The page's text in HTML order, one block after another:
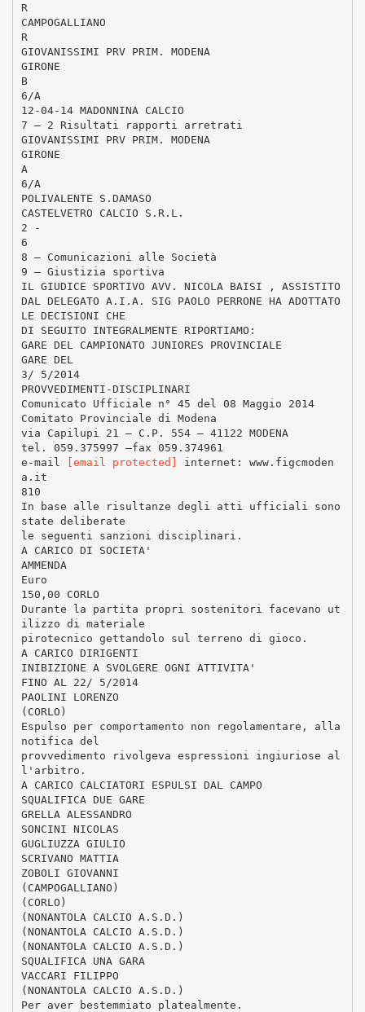
R
CAMPOGALLIANO
R
GIOVANISSIMI PRV PRIM. MODENA
GIRONE
B
6/A
12-04-14 MADONNINA CALCIO
7 – 2 Risultati rapporti arretrati
GIOVANISSIMI PRV PRIM. MODENA
GIRONE
A
6/A
POLIVALENTE S.DAMASO
CASTELVETRO CALCIO S.R.L.
2 -
6
8 – Comunicazioni alle Società
9 – Giustizia sportiva
IL GIUDICE SPORTIVO AVV. NICOLA BAISI , ASSISTITO
DAL DELEGATO A.I.A. SIG PAOLO PERRONE HA ADOTTATO
LE DECISIONI CHE
DI SEGUITO INTEGRALMENTE RIPORTIAMO:
GARE DEL CAMPIONATO JUNIORES PROVINCIALE
GARE DEL
3/ 5/2014
PROVVEDIMENTI-DISCIPLINARI
Comunicato Ufficiale n° 45 del 08 Maggio 2014
Comitato Provinciale di Modena
via Capilupi 21 – C.P. 554 – 41122 MODENA
tel. 059.375997 –fax 059.374961
e-mail
[email protected]
internet: www.figcmoden
a.it
810
In base alle risultanze degli atti ufficiali sono
state deliberate
le seguenti sanzioni disciplinari.
A CARICO DI SOCIETA'
AMMENDA
Euro
150,00 CORLO
Durante la partita propri sostenitori facevano ut
ilizzo di materiale
pirotecnico gettandolo sul terreno di gioco.
A CARICO DIRIGENTI
INIBIZIONE A SVOLGERE OGNI ATTIVITA'
FINO AL 22/ 5/2014
PAOLINI LORENZO
(CORLO)
Espulso per comportamento non regolamentare, alla
notifica del
provvedimento rivolgeva espressioni ingiuriose al
l'arbitro.
A CARICO CALCIATORI ESPULSI DAL CAMPO
SQUALIFICA DUE GARE
GRELLA ALESSANDRO
SONCINI NICOLAS
GUGLIUZZA GIULIO
SCRIVANO MATTIA
ZOBOLI GIOVANNI
(CAMPOGALLIANO)
(CORLO)
(NONANTOLA CALCIO A.S.D.)
(NONANTOLA CALCIO A.S.D.)
(NONANTOLA CALCIO A.S.D.)
SQUALIFICA UNA GARA
VACCARI FILIPPO
(NONANTOLA CALCIO A.S.D.)
Per aver bestemmiato platealmente.